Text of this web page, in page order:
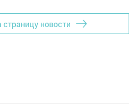
страницу новости